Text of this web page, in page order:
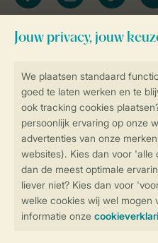
Controle over
Veilig en snel online
Veilige
Veilige betaling
Blijf op de hoogte